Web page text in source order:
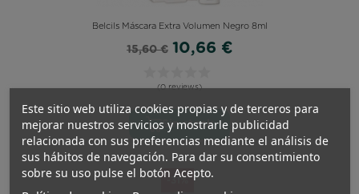
Este sitio web utiliza cookies propias y de terceros para
mejorar nuestros servicios y mostrarle publicidad
relacionada con sus preferencias mediante el análisis de
sus hábitos de navegación. Para dar su consentimiento
sobre su uso pulse el botón Acepto.
Belcils Máscara Extra Volumen Negro 8ml
15,60 € 10,66 €
(0 reviews)
Sin stock